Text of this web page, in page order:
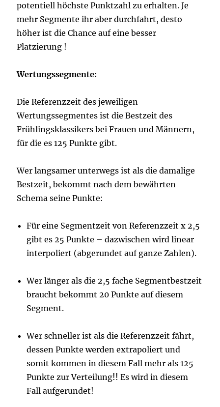
potentiell höchste Punktzahl zu erhalten. Je
mehr Segmente ihr aber durchfahrt, desto
höher ist die Chance auf eine besser
Platzierung !
Wertungssegmente:
Die Referenzzeit des jeweiligen
Wertungssegmentes ist die Bestzeit des
Frühlingsklassikers bei Frauen und Männern,
für die es 125 Punkte gibt.
Wer langsamer unterwegs ist als die damalige
Bestzeit, bekommt nach dem bewährten
Schema seine Punkte:
Für eine Segmentzeit von Referenzzeit x 2,5
gibt es 25 Punkte – dazwischen wird linear
interpoliert (abgerundet auf ganze Zahlen).
Wer länger als die 2,5 fache Segmentbestzeit
braucht bekommt 20 Punkte auf diesem
Segment.
Wer schneller ist als die Referenzzeit fährt,
dessen Punkte werden extrapoliert und
somit kommen in diesem Fall mehr als 125
Punkte zur Verteilung!! Es wird in diesem
Fall aufgerundet!